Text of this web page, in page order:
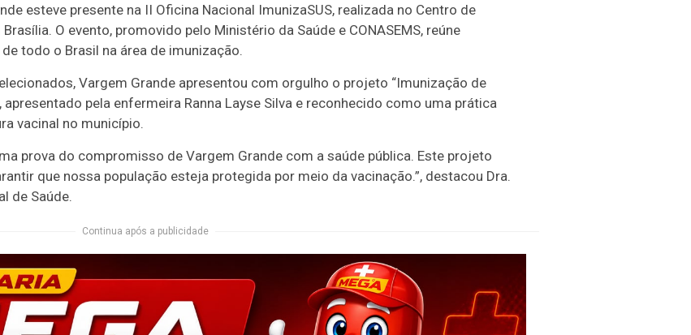
esteve presente na II Oficina Nacional ImunizaSUS, realizada no Centro de
O evento, promovido pelo Ministério da Saúde e CONASEMS, reúne
todo o Brasil na área de imunização.
Vargem Grande apresentou com orgulho o projeto “Imunização de
pela enfermeira Ranna Layse Silva e reconhecido como uma prática
vacinal no município.
prova do compromisso de Vargem Grande com a saúde pública. Este projeto
que nossa população esteja protegida por meio da vacinação.”, destacou Dra.
de Saúde.
Continua após a publicidade